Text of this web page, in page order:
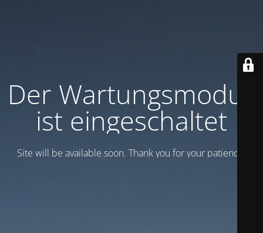
Der Wartungsmodus
ist eingeschaltet
Site will be available soon. Thank you for your patience!